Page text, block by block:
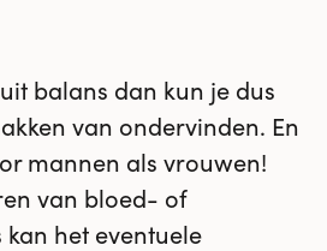
balans dan kun je dus
van ondervinden. En
mannen als vrouwen!
van bloed- of
kan het eventuele